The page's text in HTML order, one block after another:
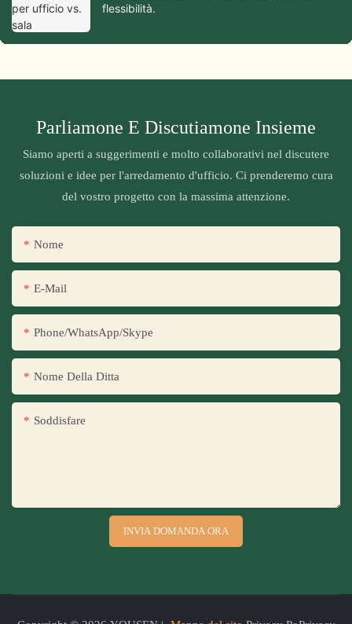
flessibilità.
Parliamone E Discutiamone Insieme
Siamo aperti a suggerimenti e molto collaborativi nel discutere
soluzioni e idee per l'arredamento d'ufficio. Ci prenderemo cura
del vostro progetto con la massima attenzione.
Nome
E-Mail
Phone/WhatsApp/Skype
Nome Della Ditta
Soddisfare
INVIA DOMANDA ORA